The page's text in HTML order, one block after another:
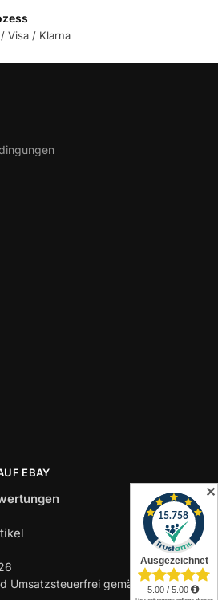
Visa / Klarna
EBAY
Umsatzsteuerfrei gemäß UStG §25a
✕